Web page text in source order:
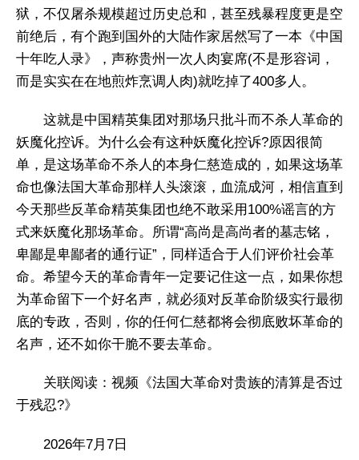
狱，不仅屠杀规模超过历史总和，甚至残暴程度更是空
前绝后，有个跑到国外的大陆作家居然写了一本《中国
十年吃人录》，声称贵州一次人肉宴席(不是形容词，
而是实实在在地煎炸烹调人肉)就吃掉了400多人。
​这就是中国精英集团对那场只批斗而不杀人革命的
妖魔化控诉。为什么会有这种妖魔化控诉?原因很简
单，是这场革命不杀人的本身仁慈造成的，如果这场革
命也像法国大革命那样人头滚滚，血流成河，相信直到
今天那些反革命精英集团也绝不敢采用100%谣言的方
式来妖魔化那场革命。所谓“高尚是高尚者的墓志铭，
卑鄙是卑鄙者的通行证”，同样适合于人们评价社会革
命。希望今天的革命青年一定要记住这一点，如果你想
为革命留下一个好名声，就必须对反革命阶级实行最彻
底的专政，否则，你的任何仁慈都将会彻底败坏革命的
名声，还不如你干脆不要去革命。
关联阅读：视频《法国大革命对贵族的清算是否过
于残忍?》
2026年7月7日